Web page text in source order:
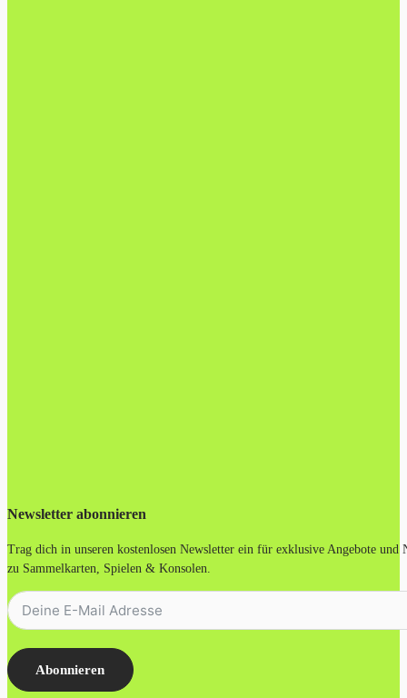
Newsletter abonnieren
Trag dich in unseren kostenlosen Newsletter ein für exklusive Angebote und
zu Sammelkarten, Spielen & Konsolen.
Abonnieren